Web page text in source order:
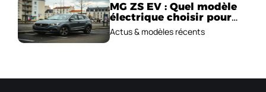
MG ZS EV : Quel modèle
électrique choisir pour
2026 ?
Actus & modèles récents